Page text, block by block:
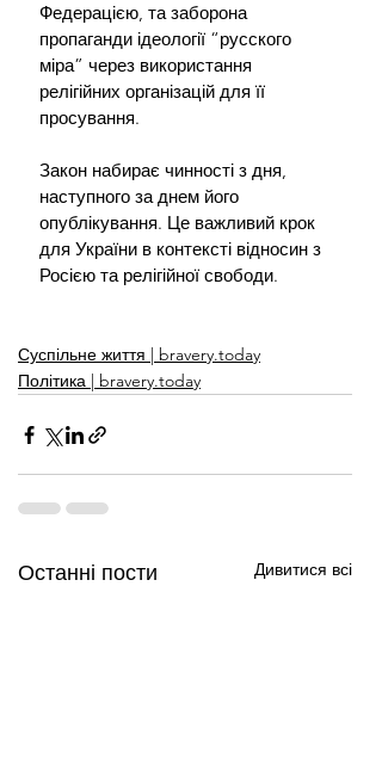
Федерацією, та заборона
пропаганди ідеології “русского
міра” через використання
релігійних організацій для її
просування.
Закон набирає чинності з дня,
наступного за днем його
опублікування. Це важливий крок
для України в контексті відносин з
Росією та релігійної свободи.
Суспільне життя | bravery.today
Політика | bravery.today
Останні пости Дивитися всі